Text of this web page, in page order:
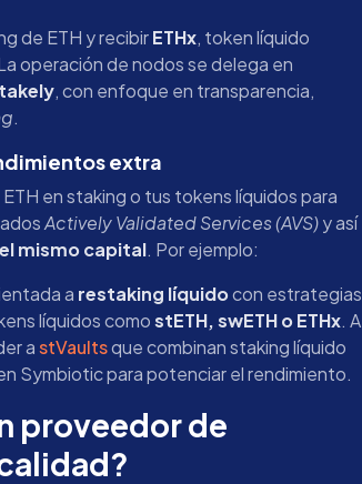
de ETH y recibirETHx, token líquido
operación de nodos se delega en
, con enfoque en transparencia,
.
extra
en staking o tus tokens líquidos para
Actively Validated Services (AVS)y así
mismo capital. Por ejemplo:
a restaking líquidocon estrategias
líquidos comostETH, swETH o ETHx. A
astVaultsque combinan staking líquido
Symbiotic para potenciar el rendimiento.
proveedor de